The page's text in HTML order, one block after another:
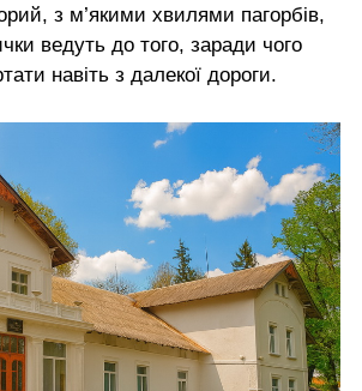
з м’якими хвилями пагорбів,
ведуть до того, заради чого
навіть з далекої дороги.